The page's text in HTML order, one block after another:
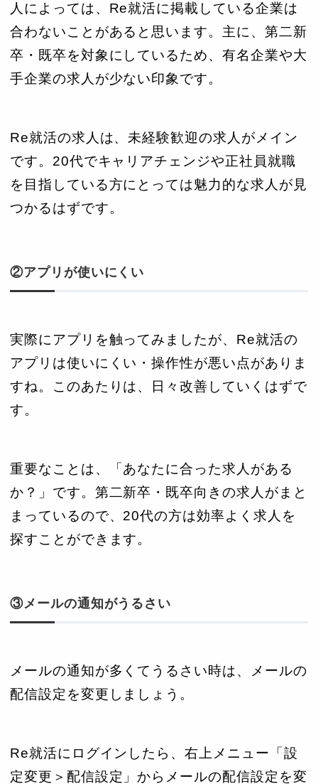
人によっては、Re就活に掲載している企業は
合わないことがあると思います。主に、第二新
卒・既卒を対象にしているため、有名企業や大
手企業の求人が少ない印象です。
Re就活の求人は、未経験歓迎の求人がメイン
です。20代でキャリアチェンジや正社員就職
を目指している方にとっては魅力的な求人が見
つかるはずです。
②アプリが使いにくい
実際にアプリを触ってみましたが、Re就活の
アプリは使いにくい・操作性が悪い点がありま
すね。このあたりは、日々改善していくはずで
す。
重要なことは、「あなたに合った求人がある
か？」です。第二新卒・既卒向きの求人がまと
まっているので、20代の方は効率よく求人を
探すことができます。
③メールの通知がうるさい
メールの通知が多くてうるさい時は、メールの
配信設定を変更しましょう。
Re就活にログインしたら、右上メニュー「設
定変更＞配信設定」からメールの配信設定を変